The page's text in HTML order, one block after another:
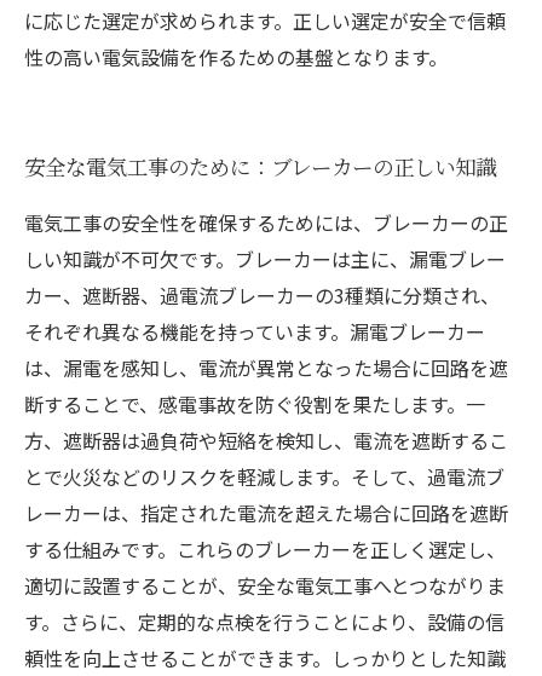
に応じた選定が求められます。正しい選定が安全で信頼
性の高い電気設備を作るための基盤となります。
安全な電気工事のために：ブレーカーの正しい知識
電気工事の安全性を確保するためには、ブレーカーの正
しい知識が不可欠です。ブレーカーは主に、漏電ブレー
カー、遮断器、過電流ブレーカーの3種類に分類され、
それぞれ異なる機能を持っています。漏電ブレーカー
は、漏電を感知し、電流が異常となった場合に回路を遮
断することで、感電事故を防ぐ役割を果たします。一
方、遮断器は過負荷や短絡を検知し、電流を遮断するこ
とで火災などのリスクを軽減します。そして、過電流ブ
レーカーは、指定された電流を超えた場合に回路を遮断
する仕組みです。これらのブレーカーを正しく選定し、
適切に設置することが、安全な電気工事へとつながりま
す。さらに、定期的な点検を行うことにより、設備の信
頼性を向上させることができます。しっかりとした知識